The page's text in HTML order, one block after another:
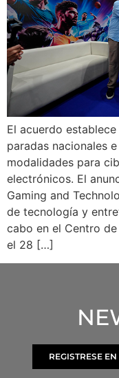
El acuerdo
paradas nacionales
modalidades para
electrónicos. El
Gaming and
de tecnología y
cabo en el Centro
el 28 […]
REGISTRESE